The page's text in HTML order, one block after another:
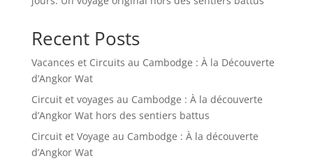
Recent Posts
Vacances et Circuits au Cambodge : À la Découverte
d’Angkor Wat
Circuit et voyages au Cambodge : À la découverte
d’Angkor Wat hors des sentiers battus
Circuit et Voyage au Cambodge : À la découverte
d’Angkor Wat